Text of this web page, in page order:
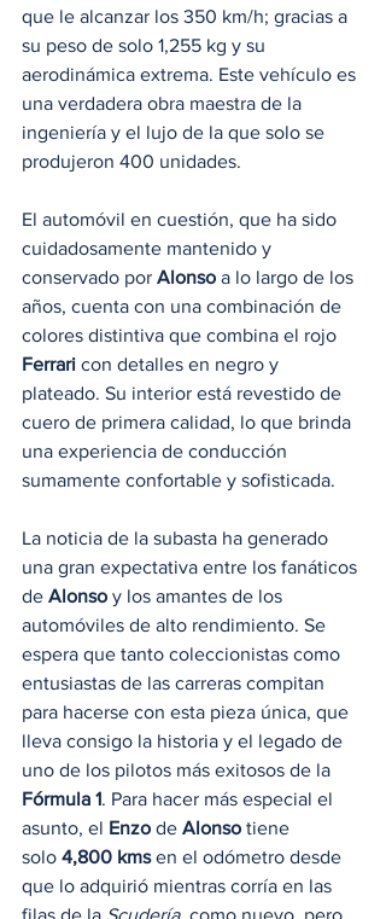
que le alcanzar los 350 km/h; gracias a
su peso de solo 1,255 kg y su
aerodinámica extrema. Este vehículo es
una verdadera obra maestra de la
ingeniería y el lujo de la que solo se
produjeron 400 unidades.
El automóvil en cuestión, que ha sido
cuidadosamente mantenido y
conservado por Alonso a lo largo de los
años, cuenta con una combinación de
colores distintiva que combina el rojo
Ferrari con detalles en negro y
plateado. Su interior está revestido de
cuero de primera calidad, lo que brinda
una experiencia de conducción
sumamente confortable y sofisticada.
La noticia de la subasta ha generado
una gran expectativa entre los fanáticos
de Alonso y los amantes de los
automóviles de alto rendimiento. Se
espera que tanto coleccionistas como
entusiastas de las carreras compitan
para hacerse con esta pieza única, que
lleva consigo la historia y el legado de
uno de los pilotos más exitosos de la
Fórmula 1. Para hacer más especial el
asunto, el Enzo de Alonso tiene
solo 4,800 kms en el odómetro desde
que lo adquirió mientras corría en las
filas de la Scudería, como nuevo, pero